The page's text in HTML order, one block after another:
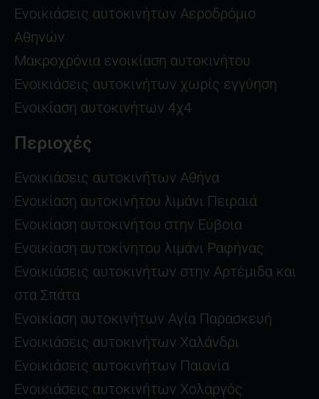
Περιοχές
Ενοικιάσεις αυτοκινήτων Αθήνα
Ενοικίαση αυτοκινήτου λιμάνι Πειραιά
Ενοικίαση αυτοκινήτου στην Εύβοια
Ενοικίαση αυτοκίνητου λιμάνι Ραφήνας
Ενοικιάσεις αυτοκινήτων στην Αρτέμιδα και
στα Σπάτα
Ενοικίαση αυτοκινήτων Αγία Παρασκευή
Ενοικιάσεις αυτοκινήτων Χαλάνδρι
Ενοικιάσεις αυτοκινήτων Παιανία
Ενοικιάσεις αυτοκινήτων Χολαργός
Ενοικιάσεις αυτοκινήτων Αεροδρόμιο
Αθηνών
Μακροχρόνια ενοικίαση αυτοκινήτου
Ενοικιάσεις αυτοκινήτων χωρίς εγγύηση
Ενοικίαση αυτοκινήτων 4χ4